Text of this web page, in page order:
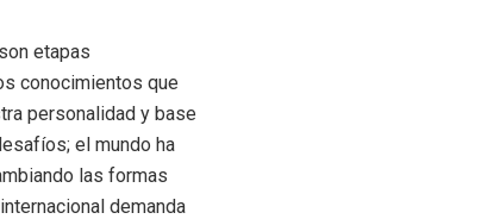
etapas
conocimientos que
personalidad y base
el mundo ha
las formas
demanda